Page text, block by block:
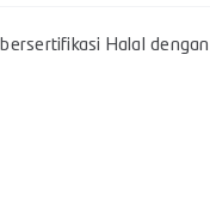
Halal